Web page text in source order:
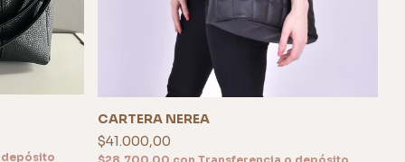
CARTERA NEREA
$41.000,00